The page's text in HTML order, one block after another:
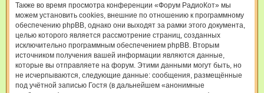
Также во время просмотра конференции «Форум РадиоКот» мы
можем установить cookies, внешние по отношению к программному
обеспечению phpBB, однако они выходят за рамки этого документа,
целью которого является рассмотрение страниц, созданных
исключительно программным обеспечением phpBB. Вторым
источником получения вашей информации являются данные,
которые вы отправляете на форум. Этими данными могут быть, но
не исчерпываются, следующие данные: сообщения, размещённые
под учётной записью Гостя (в дальнейшем «анонимные